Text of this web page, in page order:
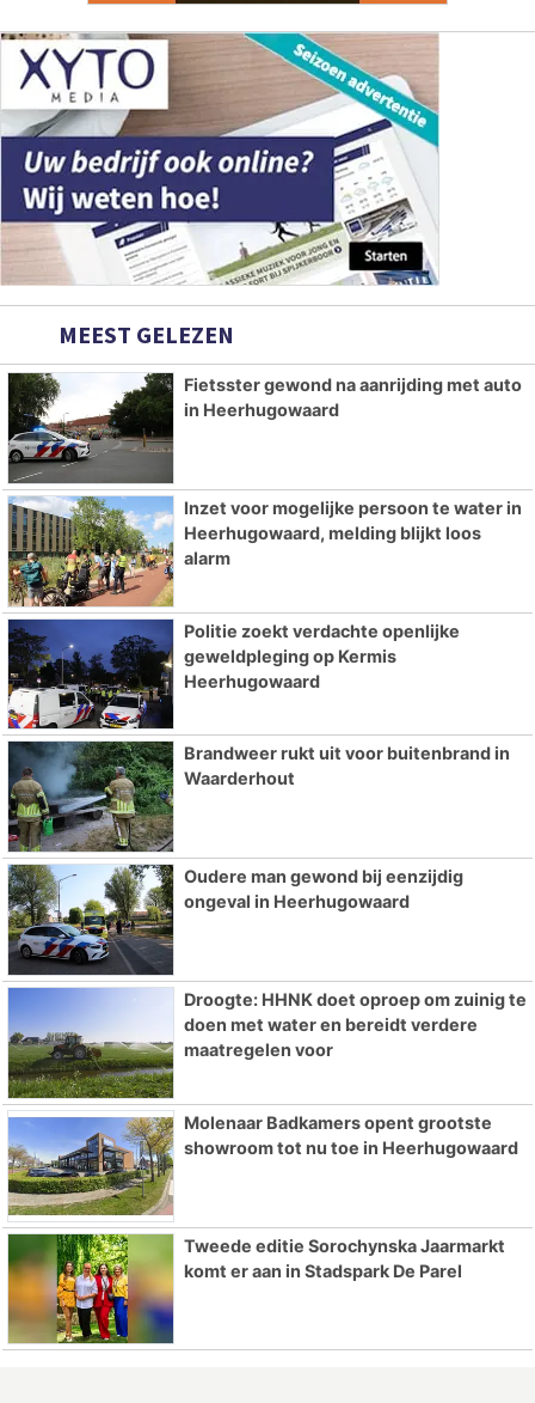
MEEST GELEZEN
Fietsster gewond na aanrijding met auto
in Heerhugowaard
Inzet voor mogelijke persoon te water in
Heerhugowaard, melding blijkt loos
alarm
Politie zoekt verdachte openlijke
geweldpleging op Kermis
Heerhugowaard
Brandweer rukt uit voor buitenbrand in
Waarderhout
Oudere man gewond bij eenzijdig
ongeval in Heerhugowaard
Droogte: HHNK doet oproep om zuinig te
doen met water en bereidt verdere
maatregelen voor
Molenaar Badkamers opent grootste
showroom tot nu toe in Heerhugowaard
Tweede editie Sorochynska Jaarmarkt
komt er aan in Stadspark De Parel